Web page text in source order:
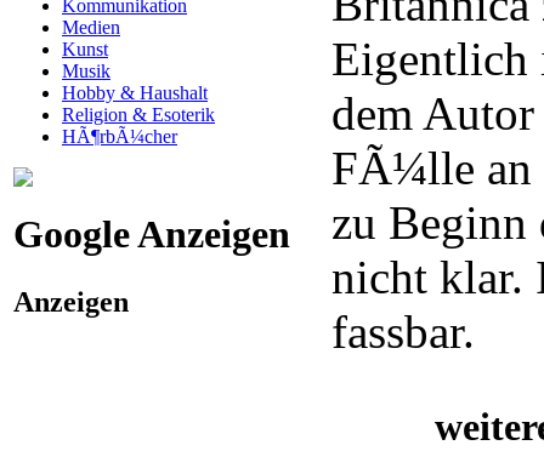
Kommunikation
Medien
Kunst
Musik
Hobby & Haushalt
Religion & Esoterik
HÃ¶rbÃ¼cher
Google Anzeigen
Anzeigen
Eigentlich
dem Autor
FÃ¼lle an
zu Beginn
nicht klar.
fassbar.